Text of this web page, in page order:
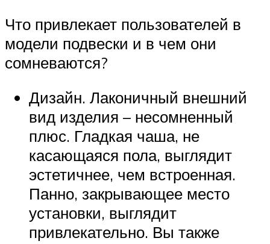
Что привлекает пользователей в
модели подвески и в чем они
сомневаются?
Дизайн. Лаконичный внешний
вид изделия – несомненный
плюс. Гладкая чаша, не
касающаяся пола, выглядит
эстетичнее, чем встроенная.
Панно, закрывающее место
установки, выглядит
привлекательно. Вы также